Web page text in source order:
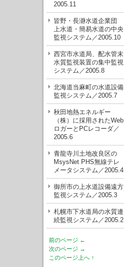
2005.11
皆野・長瀞水道企業団
上水道・簡易水道の中央
監視システム／2005.10
西宮市水道局、配水管末
水質監視装置の集中監視
システム／2005.8
北海道当麻町の水道設備
監視システム／2005.7
秋田地熱エネルギー
（株）に採用されたWeb
ロガーとPCレコーダ／
2005.6
青龍寺川土地改良区の
MsysNet PHS無線テレ
メータシステム／2005.4
御所市の上水道設備遠方
監視システム／2005.3
札幌市下水道局の水質連
続監視システム／2005.2
前のページ ←
次のページ →
このページ上へ ↑